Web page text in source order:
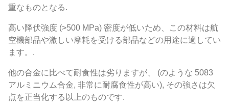
重なものとなる.
高い降伏強度 (>500 MPa) 密度が低いため、この材料は航
空機部品や激しい摩耗を受ける部品などの用途に適してい
ます。.
他の合金に比べて耐食性は劣りますが、 (のような 5083
アルミニウム合金, 非常に耐腐食性が高い), その強さは欠
点を正当化する以上のものです.